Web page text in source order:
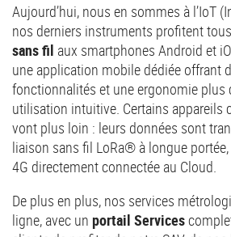
Aujourd’hui, nous en sommes à l’IoT
nos derniers instruments profitent
sans fil aux smartphones Android et
une application mobile dédiée offrant
fonctionnalités et une ergonomie plus
utilisation intuitive. Certains appareils
vont plus loin : leurs données sont
liaison sans fil LoRa® à longue
4G directement connectée au Cloud.
De plus en plus, nos services
ligne, avec un portail Services